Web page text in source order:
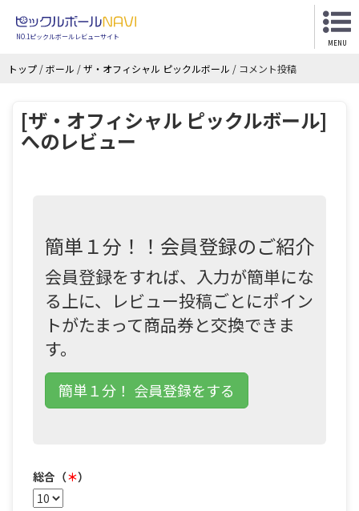
NO.1ピックルボールレビューサイト
MENU
トップ /ボール /ザ・オフィシャル ピックルボール / コメント投稿
[ザ・オフィシャル ピックルボール]
へのレビュー
簡単１分！！会員登録のご紹介
会員登録をすれば、入力が簡単にな
る上に、レビュー投稿ごとにポイン
トがたまって商品券と交換できま
す。
簡単１分！ 会員登録をする
総合（＊）